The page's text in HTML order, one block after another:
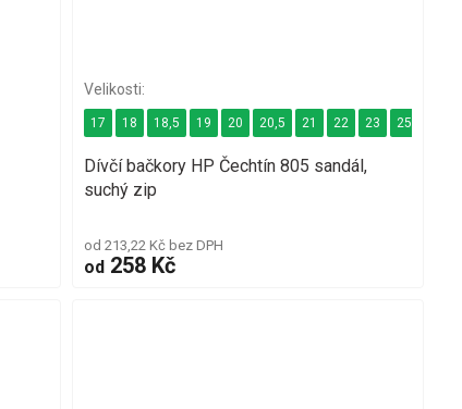
Dívčí bačkory HP Čechtín 805 sandál,
suchý zip
od 213,22 Kč bez DPH
od258 Kč
17 18 18,5 19 20 20,5 21 22 23 25